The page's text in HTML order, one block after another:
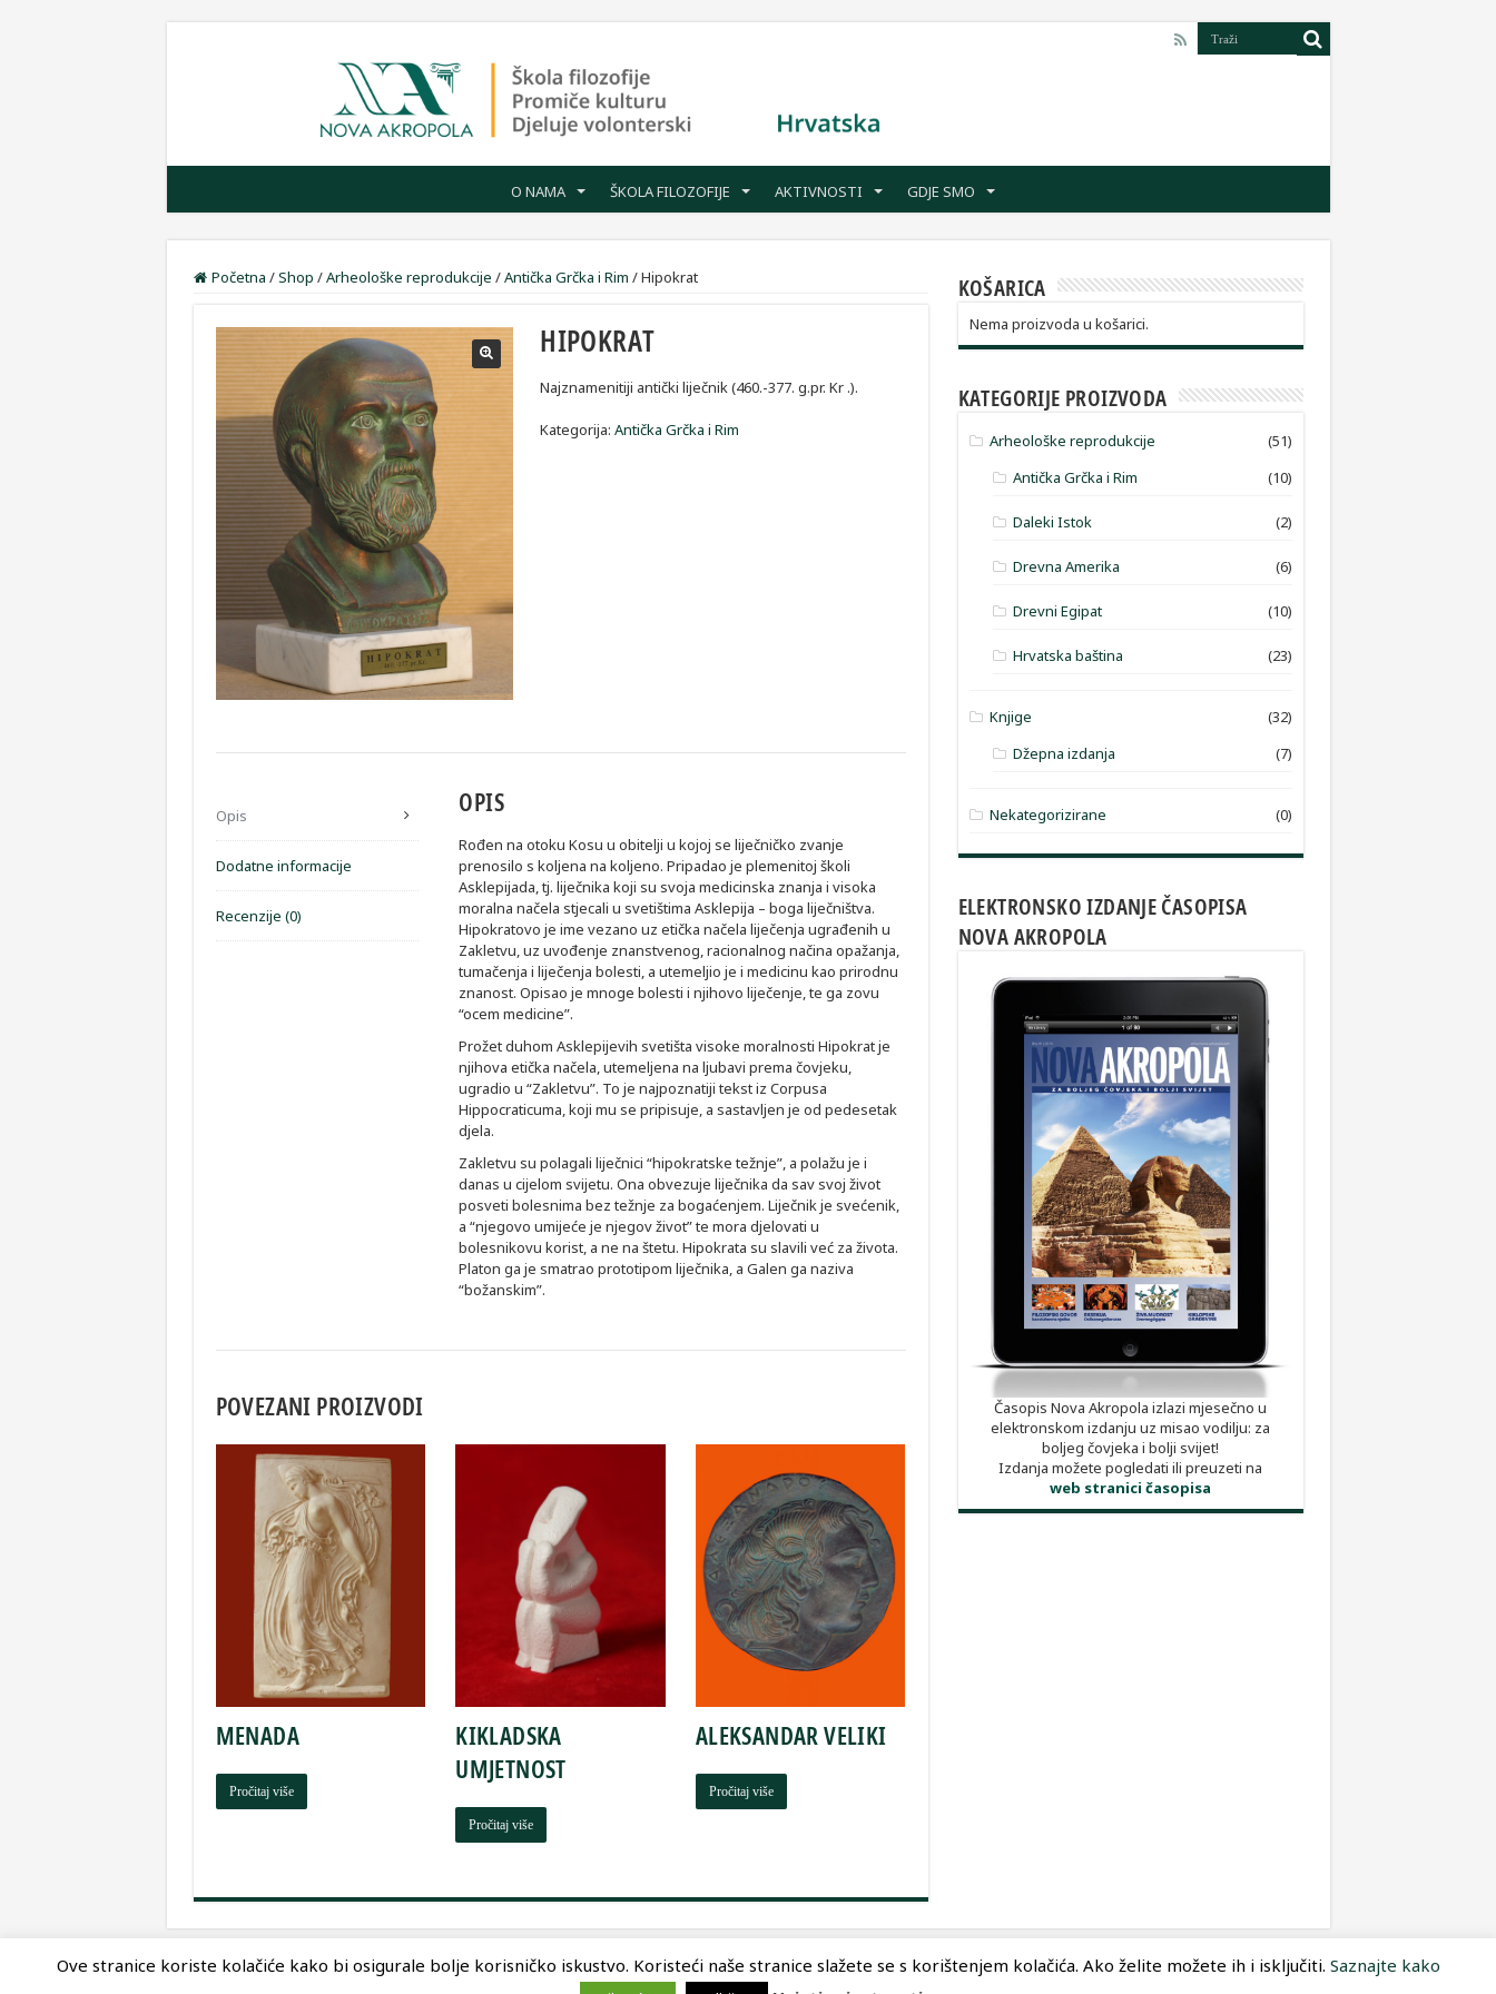
O NAMA ŠKOLA FILOZOFIJE AKTIVNOSTI GDJE SMO
Početna /Shop /Arheološke reprodukcije /Antička Grčka i Rim /Hipokrat
HIPOKRAT
Najznamenitiji antički liječnik (460.-377. g.pr. Kr .).
Kategorija:Antička Grčka i Rim
Opis
Dodatne informacije
Recenzije (0)
OPIS
Rođen na otoku Kosu u obitelji u kojoj se liječničko zvanje
prenosilo s koljena na koljeno. Pripadao je plemenitoj školi
Asklepijada, tj. liječnika koji su svoja medicinska znanja i visoka
moralna načela stjecali u svetištima Asklepija – boga liječništva.
Hipokratovo je ime vezano uz etička načela liječenja ugrađenih u
Zakletvu, uz uvođenje znanstvenog, racionalnog načina opažanja,
tumačenja i liječenja bolesti, a utemeljio je i medicinu kao prirodnu
znanost. Opisao je mnoge bolesti i njihovo liječenje, te ga zovu
“ocem medicine”.
Prožet duhom Asklepijevih svetišta visoke moralnosti Hipokrat je
njihova etička načela, utemeljena na ljubavi prema čovjeku,
ugradio u “Zakletvu”. To je najpoznatiji tekst iz Corpusa
Hippocraticuma, koji mu se pripisuje, a sastavljen je od pedesetak
djela.
Zakletvu su polagali liječnici “hipokratske težnje”, a polažu je i
danas u cijelom svijetu. Ona obvezuje liječnika da sav svoj život
posveti bolesnima bez težnje za bogaćenjem. Liječnik je svećenik,
a “njegovo umijeće je njegov život” te mora djelovati u
bolesnikovu korist, a ne na štetu. Hipokrata su slavili već za života.
Platon ga je smatrao prototipom liječnika, a Galen ga naziva
“božanskim”.
POVEZANI PROIZVODI
MENADA
Pročitaj više
KIKLADSKA
UMJETNOST
Pročitaj više
ALEKSANDAR VELIKI
Pročitaj više
KOŠARICA
Nema proizvoda u košarici.
KATEGORIJE PROIZVODA
Arheološke reprodukcije
(51)
Antička Grčka i Rim
(10)
Daleki Istok (2)
Drevna Amerika (6)
Drevni Egipat (10)
Hrvatska baština (23)
Knjige
(32)
Džepna izdanja
(7)
Nekategorizirane (0)
ELEKTRONSKO IZDANJE ČASOPISA
NOVA AKROPOLA
Časopis Nova Akropola izlazi mjesečno u
elektronskom izdanju uz misao vodilju: za
boljeg čovjeka i bolji svijet!
Izdanja možete pogledati ili preuzeti na
web stranici časopisa
Ove stranice koriste kolačiće kako bi osigurale bolje korisničko iskustvo. Koristeći naše stranice slažete se s korištenjem kolačića. Ako želite možete ih i isključiti. Saznajte kako